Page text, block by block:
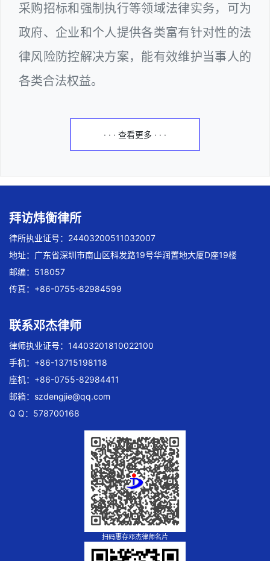
采购招标和强制执行等领域法律实务，可为
政府、企业和个人提供各类富有针对性的法
律风险防控解决方案，能有效维护当事人的
各类合法权益。
· · · 查看更多 · · ·
拜访炜衡律所
律所执业证号：24403200511032007
地址：广东省深圳市南山区科发路19号华润置地大厦D座19楼
邮编：518057
传真：+86-0755-82984599
联系邓杰律师
律师执业证号：14403201810022100
手机：+86-13715198118
座机：+86-0755-82984411
邮箱： szdengjie@qq.com
Q Q：578700168
扫码惠存邓杰律师名片